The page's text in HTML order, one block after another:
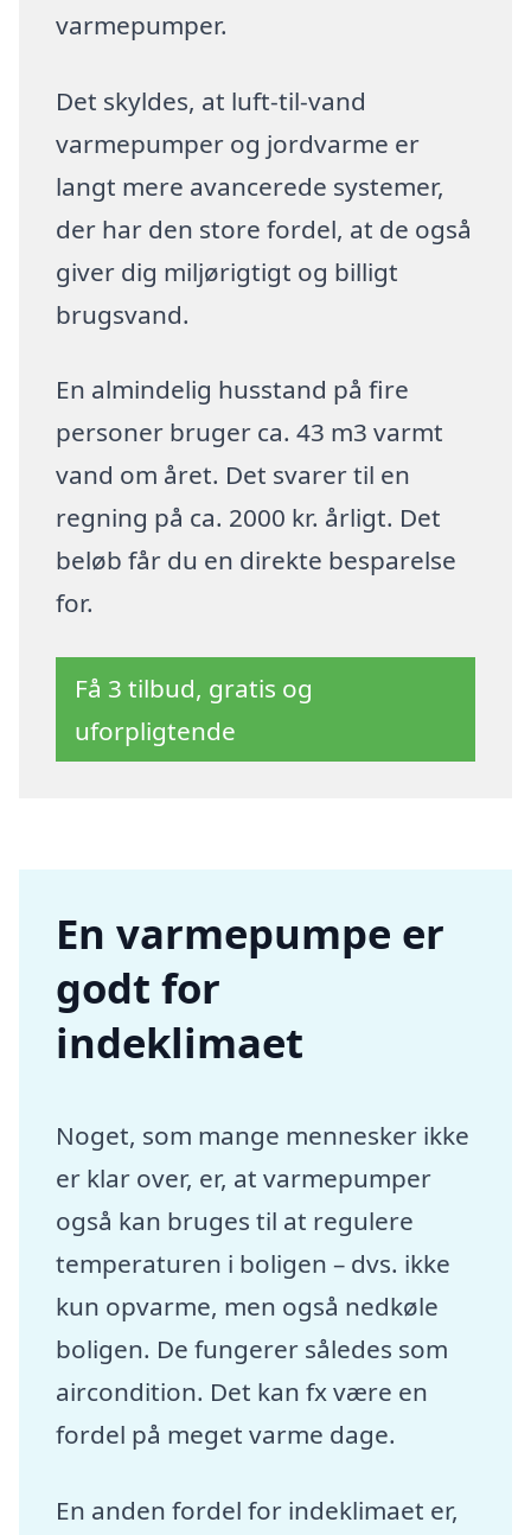
varmepumper.
Det skyldes, at luft-til-vand
varmepumper og jordvarme er
langt mere avancerede systemer,
der har den store fordel, at de også
giver dig miljørigtigt og billigt
brugsvand.
En almindelig husstand på fire
personer bruger ca. 43 m3 varmt
vand om året. Det svarer til en
regning på ca. 2000 kr. årligt. Det
beløb får du en direkte besparelse
for.
Få 3 tilbud, gratis og
uforpligtende
En varmepumpe er
godt for
indeklimaet
Noget, som mange mennesker ikke
er klar over, er, at varmepumper
også kan bruges til at regulere
temperaturen i boligen – dvs. ikke
kun opvarme, men også nedkøle
boligen. De fungerer således som
aircondition. Det kan fx være en
fordel på meget varme dage.
En anden fordel for indeklimaet er,